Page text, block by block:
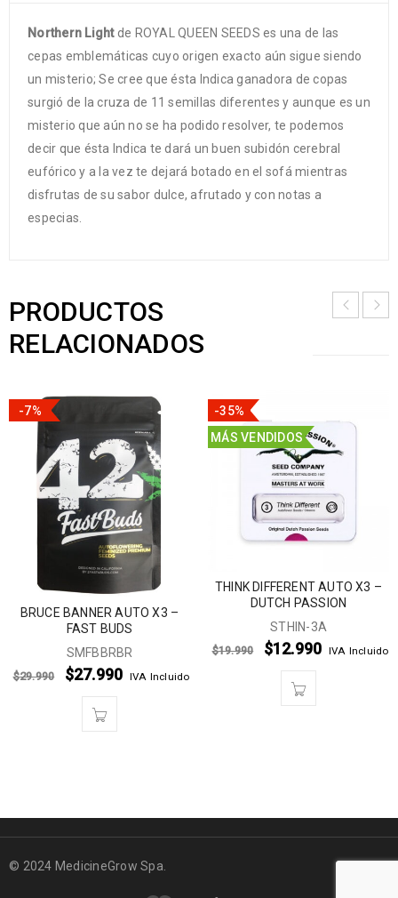
Northern Light de ROYAL QUEEN SEEDS es una de las
cepas emblemáticas cuyo origen exacto aún sigue siendo
un misterio; Se cree que ésta Indica ganadora de copas
surgió de la cruza de 11 semillas diferentes y aunque es un
misterio que aún no se ha podido resolver, te podemos
decir que ésta Indica te dará un buen subidón cerebral
eufórico y a la vez te dejará botado en el sofá mientras
disfrutas de su sabor dulce, afrutado y con notas a
especias.
PRODUCTOS
RELACIONADOS
-7%
BRUCE BANNER AUTO X3 –
FAST BUDS
SMFBBRBR
$29.990 $27.990 IVA Incluido
-35%
MÁS VENDIDOS
THINK DIFFERENT AUTO X3 –
DUTCH PASSION
STHIN-3A
$19.990 $12.990 IVA Incluido
© 2024 MedicineGrow Spa.